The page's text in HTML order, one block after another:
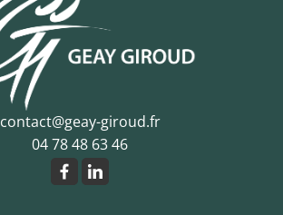
contact@geay-giroud.fr
04 78 48 63 46